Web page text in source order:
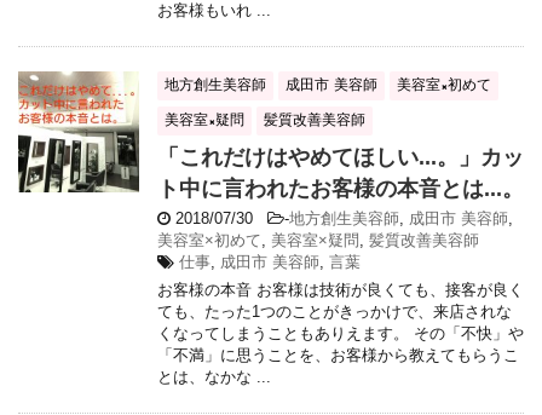
お客様もいれ ...
地方創生美容師 成田市 美容師 美容室×初めて
美容室×疑問 髪質改善美容師
「これだけはやめてほしい...。」カッ
ト中に言われたお客様の本音とは...。
2018/07/30 -地方創生美容師, 成田市 美容師,
美容室×初めて, 美容室×疑問 , 髪質改善美容師
仕事, 成田市 美容師, 言葉
お客様の本音 お客様は技術が良くても、接客が良く
ても、たった1つのことがきっかけで、来店されな
くなってしまうこともありえます。 その「不快」や
「不満」に思うことを、お客様から教えてもらうこ
とは、なかな ...